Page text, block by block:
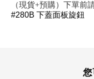
（現貨+預購）下單前
#280B 下蓋面板旋鈕